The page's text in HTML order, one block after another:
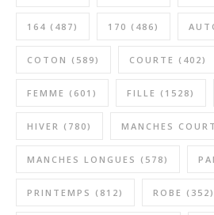
164 (487) 170 (486)
COTON (589) COURTE (402)
FEMME (601) FILLE (1528)
HIVER (780) MANCHES
MANCHES LONGUES (578)
PRINTEMPS (812) ROBE (352)